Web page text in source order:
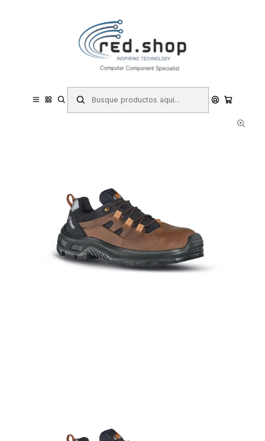
Haga Click Aqui
Hogar y Electrodomésticos Bricolaje
Prevención y Seguridad Ropa de Trabajo Calzado de Seguridad
Zapatos de Seguridad
Upower Provoke S Calzado de Seguridad - Talla 46 - Empeine Piel
Pull-Up Engrasado, Hidrofugos, Puntal Composite, Antiperforacion,